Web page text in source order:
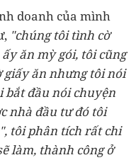
doanh của mình
"chúng tôi tình cờ
ăn mỳ gói, tôi cũng
ăn nhưng tôi nói
bắt đầu nói chuyện
nhà đầu tư đó tôi
tôi phân tích rất chi
làm, thành công ở